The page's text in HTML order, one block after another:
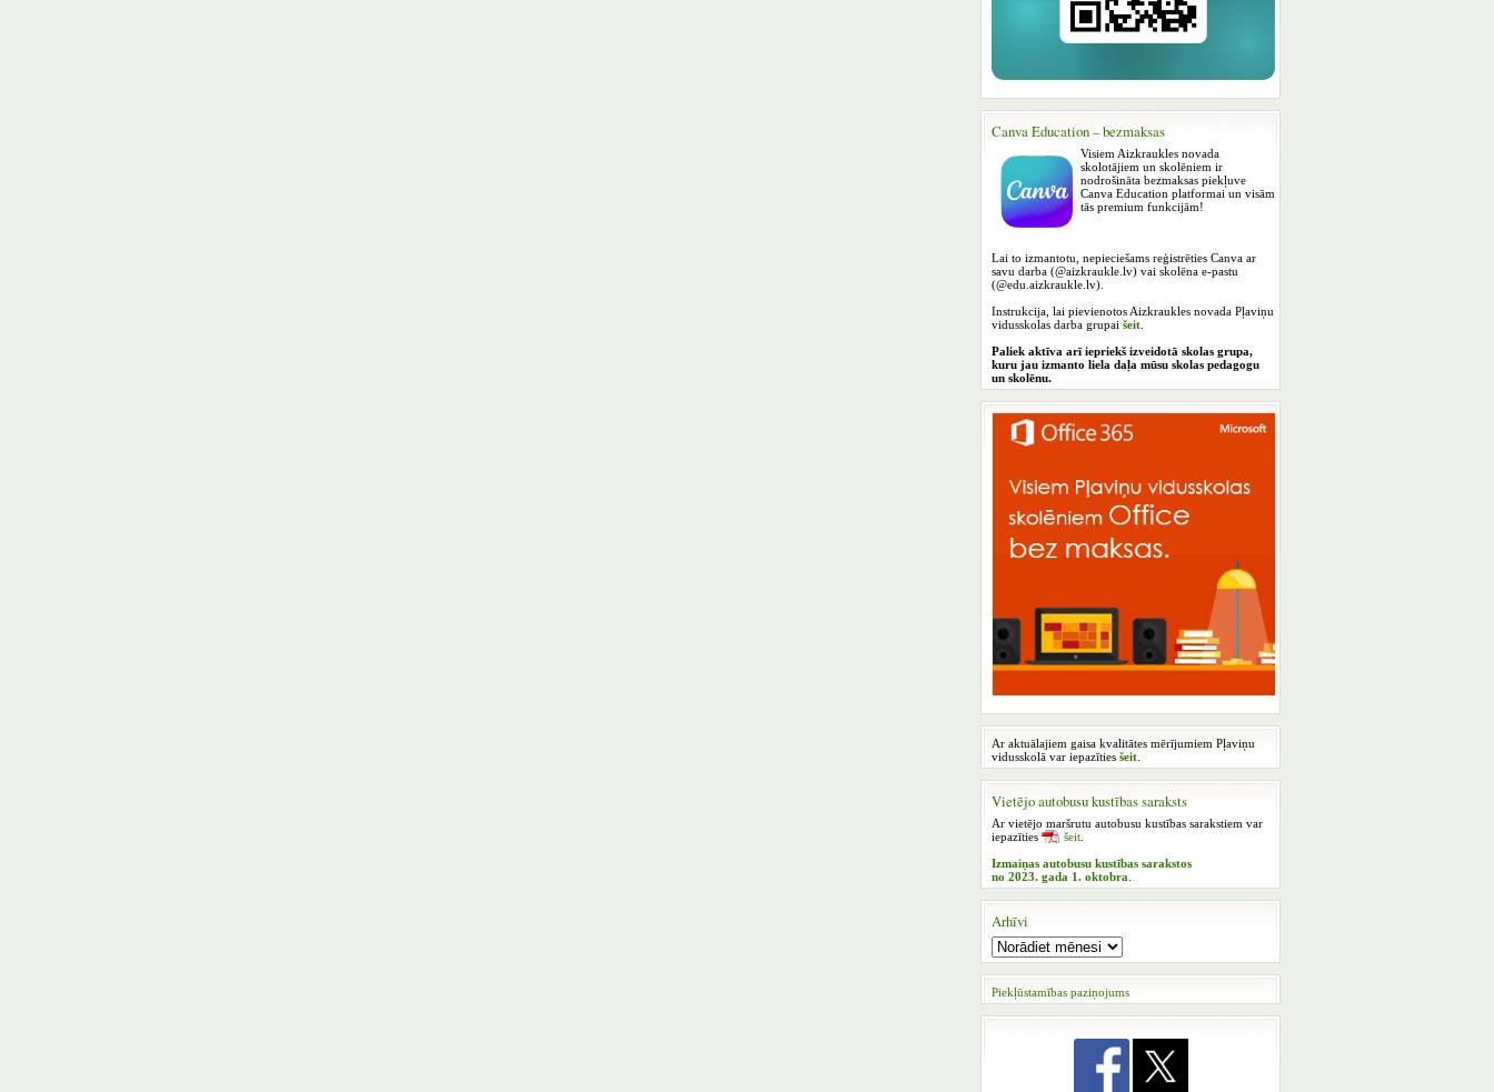
Canva Education – bezmaksas
Visiem Aizkraukles novada
skolotājiem un skolēniem ir
nodrošināta bezmaksas piekļuve
Canva Education platformai un visām
tās premium funkcijām!
Lai to izmantotu, nepieciešams reģistrēties Canva ar
savu darba (@aizkraukle.lv) vai skolēna e-pastu
(@edu.aizkraukle.lv).
Instrukcija, lai pievienotos Aizkraukles novada Pļaviņu
vidusskolas darba grupai šeit
Paliek aktīva arī iepriekš izveidotā skolas grupa,
kuru jau izmanto liela daļa mūsu skolas pedagogu
un skolēnu.
Ar aktuālajiem gaisa kvalitātes mērījumiem Pļaviņu
vidusskolā var iepazīties šeit
Vietējo autobusu kustības saraksts
Ar vietējo maršrutu autobusu kustības sarakstiem var
iepazīties
šeit
Izmaiņas autobusu kustības sarakstos
no 2023. gada 1. oktobra
Arhīvi
Piekļūstamības paziņojums